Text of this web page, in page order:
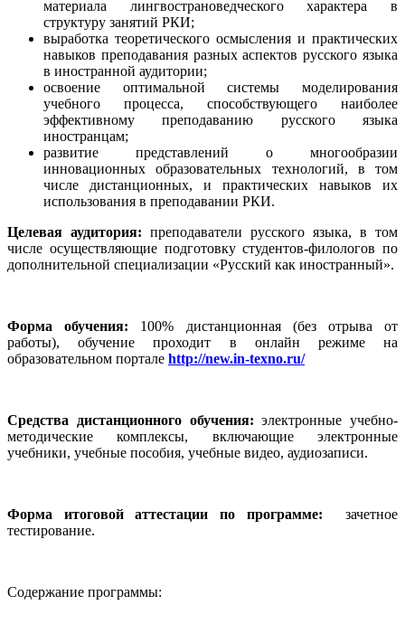
материала лингвострановедческого характера в
структуру занятий РКИ;
выработка теоретического осмысления и практических
навыков преподавания разных аспектов русского языка
в иностранной аудитории;
освоение оптимальной системы моделирования
учебного процесса, способствующего наиболее
эффективному преподаванию русского языка
иностранцам;
развитие представлений о многообразии
инновационных образовательных технологий, в том
числе дистанционных, и практических навыков их
использования в преподавании РКИ.
Целевая аудитория: преподаватели русского языка, в том
числе осуществляющие подготовку студентов-филологов по
дополнительной специализации «Русский как иностранный».
Форма обучения: 100% дистанционная (без отрыва от
работы), обучение проходит в онлайн режиме на
образовательном портале http://new.in-texno.ru/
Средства дистанционного обучения: электронные учебно-
методические комплексы, включающие электронные
учебники, учебные пособия, учебные видео, аудиозаписи.
Форма итоговой аттестации по программе: зачетное
тестирование.
Содержание программы: